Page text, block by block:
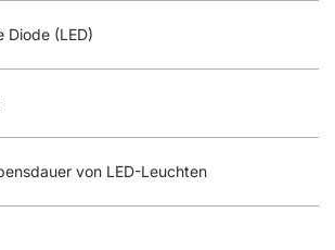
Diode (LED)
von LED-Leuchten